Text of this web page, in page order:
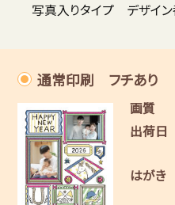
写真入りタイプ デザイン
通常印刷 フチあり
画質
出荷日
はがき